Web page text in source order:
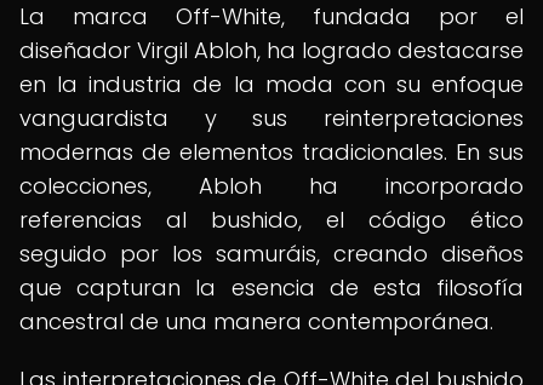
La marca Off-White, fundada por el
diseñador Virgil Abloh, ha logrado destacarse
en la industria de la moda con su enfoque
vanguardista y sus reinterpretaciones
modernas de elementos tradicionales. En sus
colecciones, Abloh ha incorporado
referencias al bushido, el código ético
seguido por los samuráis, creando diseños
que capturan la esencia de esta filosofía
ancestral de una manera contemporánea.